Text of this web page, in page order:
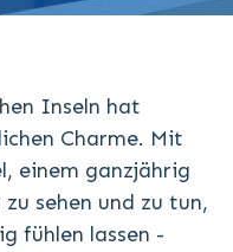
Inseln hat
Charme. Mit
einem ganzjährig
sehen und zu tun,
fühlen lassen -